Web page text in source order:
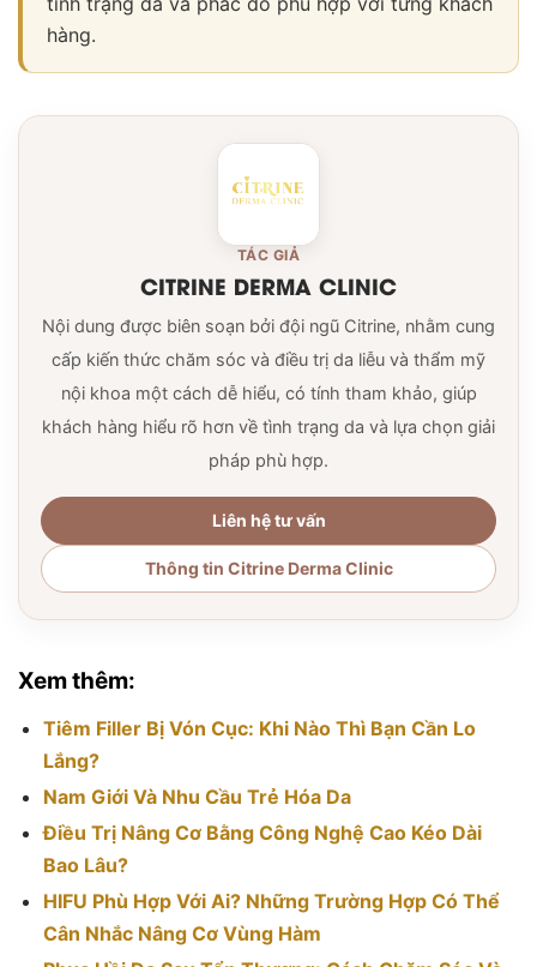
hàng.
TÁC GIẢ
CITRINE DERMA CLINIC
Nội dung được biên soạn bởi đội ngũ Citrine, nhằm cung
cấp kiến thức chăm sóc và điều trị da liễu và thẩm mỹ
nội khoa một cách dễ hiểu, có tính tham khảo, giúp
khách hàng hiểu rõ hơn về tình trạng da và lựa chọn giải
pháp phù hợp.
Liên hệ tư vấn
Thông tin Citrine Derma Clinic
Xem thêm:
Tiêm Filler Bị Vón Cục: Khi Nào Thì Bạn Cần Lo
Lắng?
Nam Giới Và Nhu Cầu Trẻ Hóa Da
Điều Trị Nâng Cơ Bằng Công Nghệ Cao Kéo Dài
Bao Lâu?
HIFU Phù Hợp Với Ai? Những Trường Hợp Có Thể
Cân Nhắc Nâng Cơ Vùng Hàm